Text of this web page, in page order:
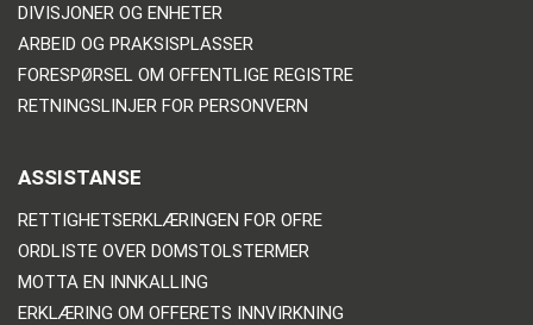
DIVISJONER OG ENHETER
ARBEID OG PRAKSISPLASSER
FORESPØRSEL OM OFFENTLIGE REGISTRE
RETNINGSLINJER FOR PERSONVERN
ASSISTANSE
RETTIGHETSERKLÆRINGEN FOR OFRE
ORDLISTE OVER DOMSTOLSTERMER
MOTTA EN INNKALLING
ERKLÆRING OM OFFERETS INNVIRKNING